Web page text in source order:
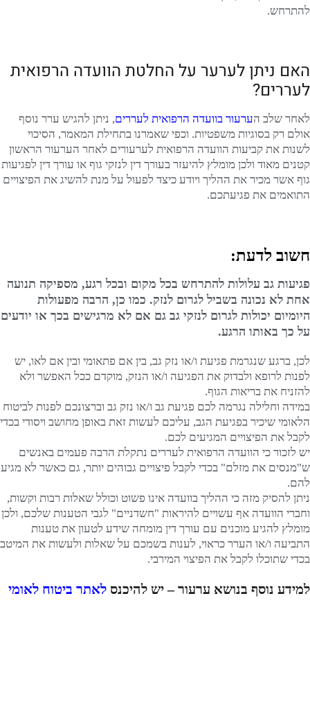
להתרחש.
האם ניתן לערער על החלטת הוועדה הרפואית
לעררים?
לאחר שלב הערעור בוועדה הרפואית לעררים, ניתן להגיש ערר נוסף
אולם רק בסוגיות משפטיות. וכפי שאמרנו בתחילת המאמר, הסיכוי
לשנות את קביעות הוועדה הרפואית לערעורים לאחר הערעור הראשון
קטנים מאוד ולכן מומלץ להיעזר בעורך דין לנזקי גוף או עורך דין לפגיעות
גוף אשר מכיר את ההליך ויודע כיצד לפעול על מנת להשיג את הפיצויים
התואמים את פגיעתכם.
חשוב לדעת:
פגיעות גב עלולות להתרחש בכל מקום ובכל רגע, מספיקה תנועה
אחת לא נכונה בשביל לגרום לנזק. כמו כן, הרבה מפעולות
היומיום יכולות לגרום לנזקי גב גם אם לא מרגישים בכך או יודעים
על כך באותו הרגע.
לכן, ברגע שנגרמת פגיעת ו/או נזק גב, בין אם פתאומי ובין אם לאו, יש
לפנות לרופא ולבדוק את הפגיעה ו/או הנזק, מוקדם ככל האפשר ולא
להזניח את בריאות הגוף.
במידה וחלילה נגרמה לכם פגיעת גב ו/או נזק גב וברצונכם לפנות לביטוח
הלאומי שיכיר בפגיעת הגב, עליכם לעשות זאת באופן מחושב ויסודי בכדי
לקבל את הפיצויים המגיעים לכם.
יש לזכור כי הוועדה הרפואית לעררים נתקלת הרבה פעמים באנשים
ש"מנסים את מזלם" בכדי לקבל פיצויים גבוהים יותר, גם כאשר לא מגיע
להם.
ניתן להסיק מזה כי ההליך בוועדה אינו פשוט וכולל שאלות רבות וקשות,
וחברי הוועדה אף עשויים להיראות "חשדניים" לגבי הטענות שלכם, ולכן
מומלץ להגיע מוכנים עם עורך דין מומחה שידע לטעון את טענות
התביעה ו/או הערר כראוי, לענות בשמכם על שאלות ולעשות את המיטב
בכדי שתוכלו לקבל את הפיצוי המירבי.
למידע נוסף בנושא ערעור – יש להיכנס לאתר ביטוח לאומי